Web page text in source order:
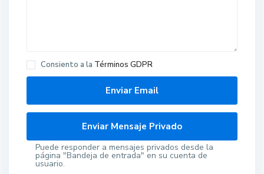
Consiento a la Términos GDPR
Puede responder a mensajes privados desde la
página "Bandeja de entrada" en su cuenta de
usuario.